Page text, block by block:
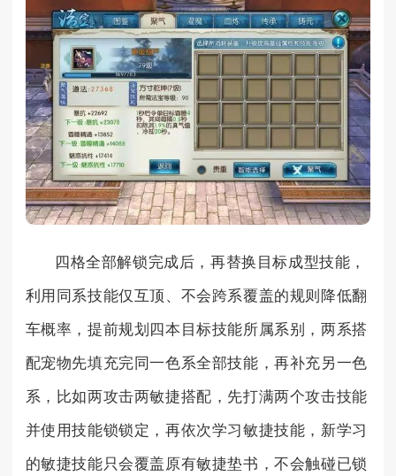
四格全部解锁完成后，再替换目标成型技能，
利用同系技能仅互顶、不会跨系覆盖的规则降低翻
车概率，提前规划四本目标技能所属系别，两系搭
配宠物先填充完同一色系全部技能，再补充另一色
系，比如两攻击两敏捷搭配，先打满两个攻击技能
并使用技能锁锁定，再依次学习敏捷技能，新学习
的敏捷技能只会覆盖原有敏捷垫书，不会触碰已锁